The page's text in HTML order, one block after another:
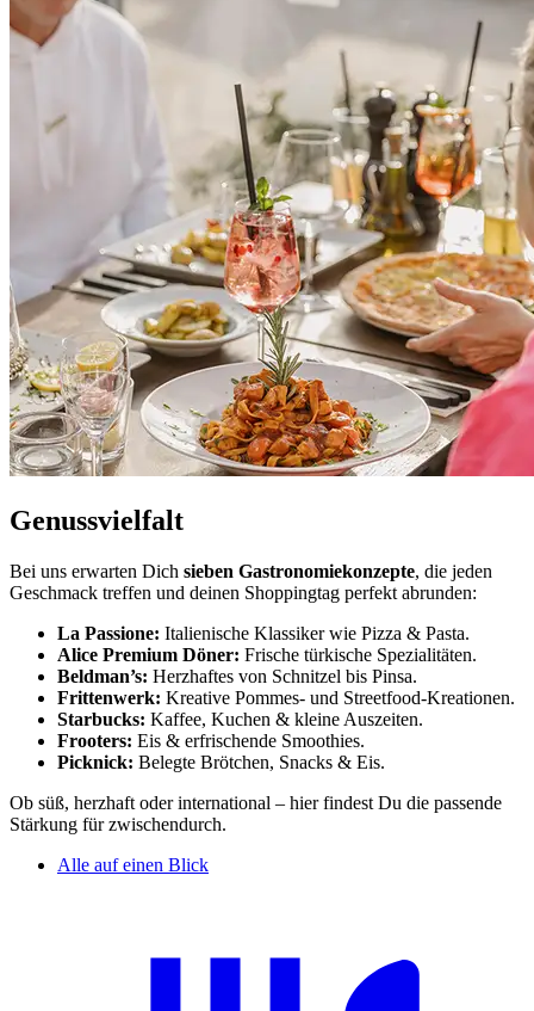
Genussvielfalt
Bei uns erwarten Dich sieben Gastronomiekonzepte, die jeden
Geschmack treffen und deinen Shoppingtag perfekt abrunden:
La Passione: Italienische Klassiker wie Pizza & Pasta.
Alice Premium Döner: Frische türkische Spezialitäten.
Beldman’s: Herzhaftes von Schnitzel bis Pinsa.
Frittenwerk: Kreative Pommes‑ und Streetfood‑Kreationen.
Starbucks: Kaffee, Kuchen & kleine Auszeiten.
Frooters: Eis & erfrischende Smoothies.
Picknick: Belegte Brötchen, Snacks & Eis.
Ob süß, herzhaft oder international – hier findest Du die passende
Stärkung für zwischendurch.
Alle auf einen Blick